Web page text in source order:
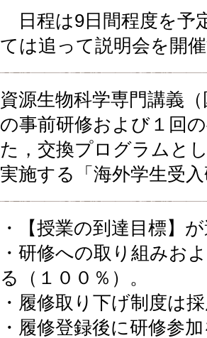
日程は9日間程度を予
ては追って説明会を開
資源生物科学専門講義
の事前研修および１回
た，交換プログラムと
実施する「海外学生受
・【授業の到達目標】
・研修への取り組みお
る（１００％）。
・履修取り下げ制度は
・履修登録後に研修参